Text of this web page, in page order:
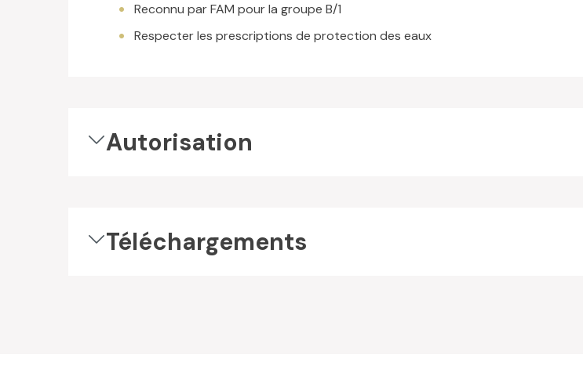
Reconnu par FAM pour la groupe B/1
Respecter les prescriptions de protection des eaux
Autorisation
Téléchargements